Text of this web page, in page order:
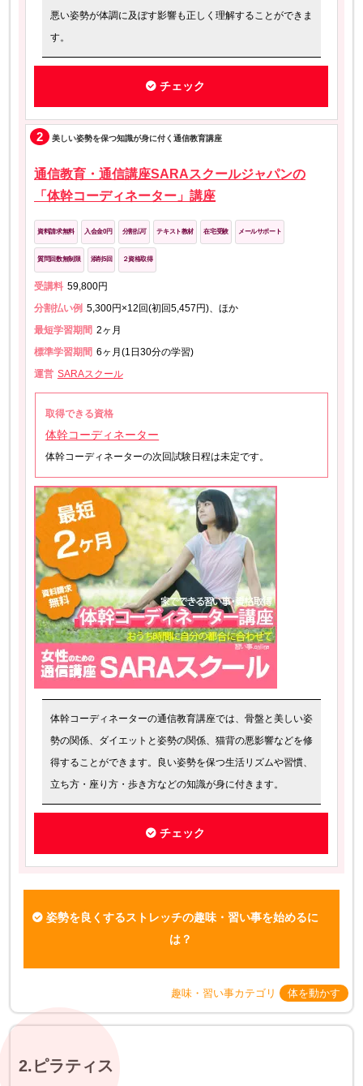
悪い姿勢が体調に及ぼす影響も正しく理解することができま
す。
チェック
2 美しい姿勢を保つ知識が身に付く通信教育講座
通信教育・通信講座SARAスクールジャパンの
「体幹コーディネーター」講座
資料請求無料 入会金0円 分割払可 テキスト教材 在宅受験 メールサポート
質問回数無制限 添削5回 ２資格取得
受講料 59,800円
分割払い例 5,300円×12回(初回5,457円)、ほか
最短学習期間 2ヶ月
標準学習期間 6ヶ月(1日30分の学習)
運営 SARAスクール
取得できる資格
体幹コーディネーター
体幹コーディネーターの次回試験日程は未定です。
体幹コーディネーターの通信教育講座では、骨盤と美しい姿
勢の関係、ダイエットと姿勢の関係、猫背の悪影響などを修
得することができます。良い姿勢を保つ生活リズムや習慣、
立ち方・座り方・歩き方などの知識が身に付きます。
チェック
姿勢を良くするストレッチの趣味・習い事を始めるに
は？
趣味・習い事カテゴリ 体を動かす
2.ピラティス